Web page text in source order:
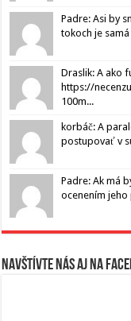
Padre: Asi by
tokoch je
Draslik: A ako
https://
100m...
korbáč: A
postupovať v
Padre: Ak má
ocenením
Navštívte nás aj na